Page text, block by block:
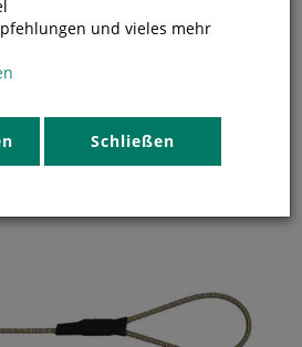
und vieles mehr
Schließen